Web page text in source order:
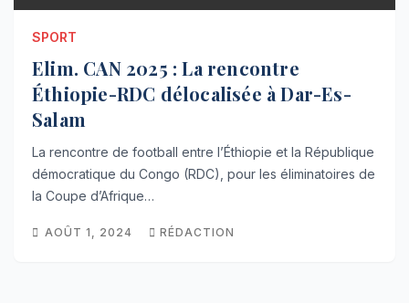
SPORT
Elim. CAN 2025 : La rencontre
Éthiopie-RDC délocalisée à Dar-Es-
Salam
La rencontre de football entre l’Éthiopie et la République
démocratique du Congo (RDC), pour les éliminatoires de
la Coupe d’Afrique…
AOÛT 1, 2024 RÉDACTION